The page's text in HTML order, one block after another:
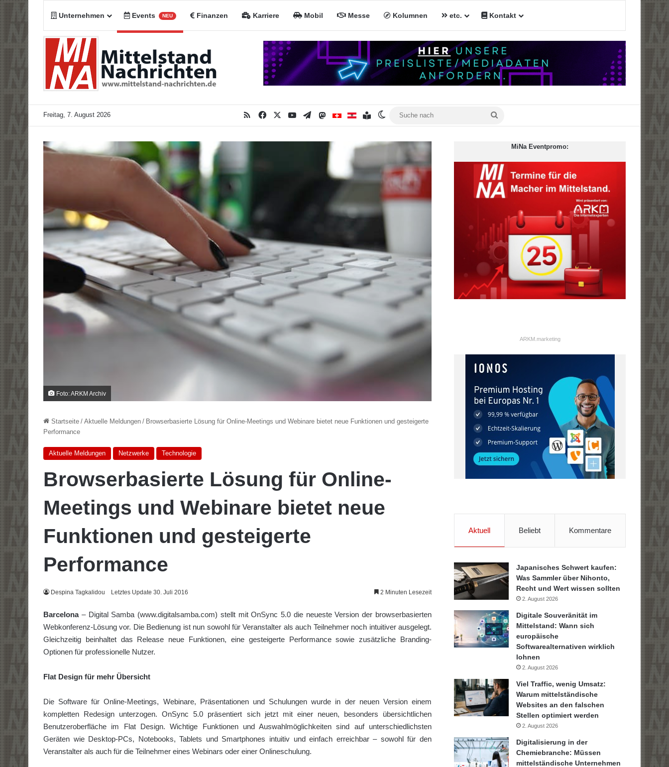
Unternehmen Events NEU Finanzen Karriere Mobil Messe Kolumnen etc. Kontakt
Freitag, 7. August 2026 RSSFacebookYouTubeTelegramMastodonMiNa CHMiNa AT
Inhaltsverzeichnis
Skin umschalten
Foto: ARKM Archiv
Startseite / Aktuelle Meldungen / Browserbasierte Lösung für Online-Meetings und Webinare bietet neue Funktionen und gesteigerte
Performance
Aktuelle Meldungen Netzwerke Technologie
Browserbasierte Lösung für Online-
Meetings und Webinare bietet neue
Funktionen und gesteigerte
Performance
Despina Tagkalidou Letztes Update 30. Juli 2016 2 Minuten Lesezeit
Barcelona– Digital Samba (www.digitalsamba.com) stellt mit OnSync 5.0 die neueste Version der browserbasierten
Webkonferenz-Lösung vor. Die Bedienung ist nun sowohl für Veranstalter als auch Teilnehmer noch intuitiver ausgelegt.
Gleichzeitig beinhaltet das Release neue Funktionen, eine gesteigerte Performance sowie zusätzliche Branding-
Optionen für professionelle Nutzer.
Flat Design für mehr Übersicht
Die Software für Online-Meetings, Webinare, Präsentationen und Schulungen wurde in der neuen Version einem
kompletten Redesign unterzogen. OnSync 5.0 präsentiert sich jetzt mit einer neuen, besonders übersichtlichen
Benutzeroberfläche im Flat Design. Wichtige Funktionen und Auswahlmöglichkeiten sind auf unterschiedlichsten
Geräten wie Desktop-PCs, Notebooks, Tablets und Smartphones intuitiv und einfach erreichbar – sowohl für den
Veranstalter als auch für die Teilnehmer eines Webinars oder einer Onlineschulung.
MiNa Eventpromo:
ARKM.marketing
Aktuell Beliebt Kommentare
Japanisches Schwert kaufen:
Was Sammler über Nihonto,
Recht und Wert wissen sollten
2. August 2026
Digitale Souveränität im
Mittelstand: Wann sich
europäische
Softwarealternativen wirklich
lohnen
2. August 2026
Viel Traffic, wenig Umsatz:
Warum mittelständische
Websites an den falschen
Stellen optimiert werden
2. August 2026
Digitalisierung in der
Chemiebranche: Müssen
mittelständische Unternehmen